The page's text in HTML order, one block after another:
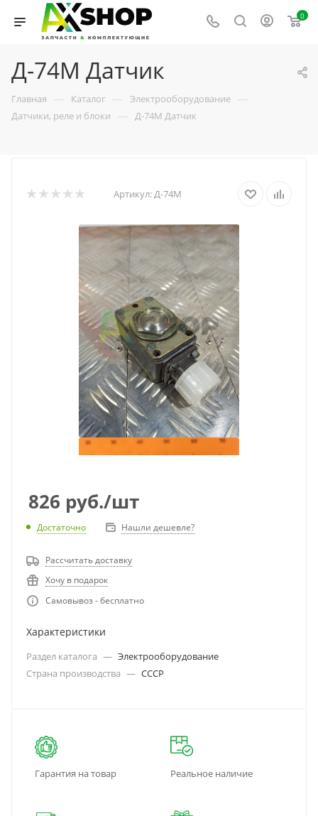
0
Д-74М Датчик
Главная — Каталог — Электрооборудование —
Датчики, реле и блоки — Д-74М Датчик
Артикул:Д-74М
826 руб./шт
Достаточно Нашли дешевле?
Рассчитать доставку
Хочу в подарок
Самовывоз - бесплатно
Характеристики
Раздел каталога — Электрооборудование
Страна производства — СССР
Гарантия на товар Реальное наличие